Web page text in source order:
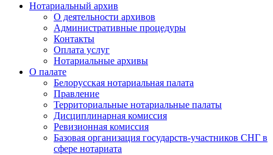
Нотариальный архив
О деятельности архивов
Административные процедуры
Контакты
Оплата услуг
Нотариальные архивы
О палате
Белорусская нотариальная палата
Правление
Территориальные нотариальные палаты
Дисциплинарная комиссия
Ревизионная комиссия
Базовая организация государств-участников СНГ в
сфере нотариата